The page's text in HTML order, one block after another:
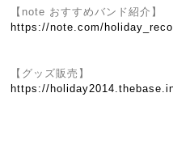
【note おすすめバンド紹介】
https://note.com/
【グッズ販売】
https://